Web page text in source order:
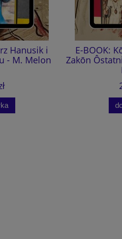
Hanusik i
- M. Melon
E-BOOK:
Zakōn